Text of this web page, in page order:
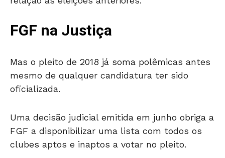
FGF na Justiça
Mas o pleito de 2018 já soma polêmicas antes
mesmo de qualquer candidatura ter sido
oficializada.
Uma decisão judicial emitida em junho obriga a
FGF a disponibilizar uma lista com todos os
clubes aptos e inaptos a votar no pleito.